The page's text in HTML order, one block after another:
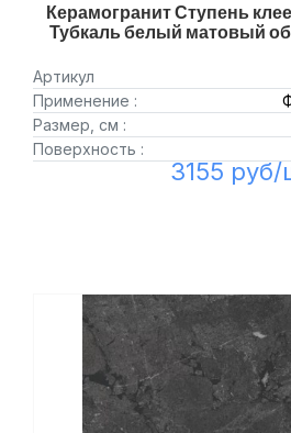
Керамогранит Ступень
Тубкаль белый матовый
Артикул
Применение :
Размер, см :
Поверхность :
3155